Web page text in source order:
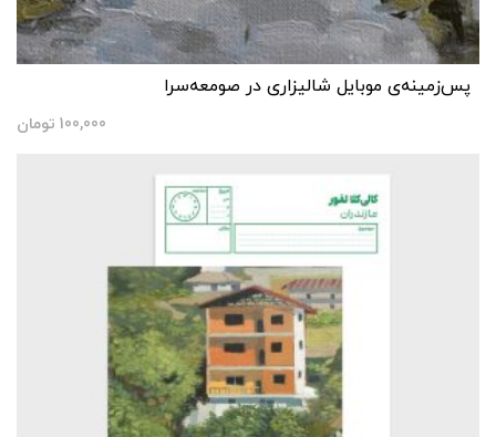
پس‌زمینه‌ی موبایل شالیزاری در صومعه‌سرا
100,000 تومان